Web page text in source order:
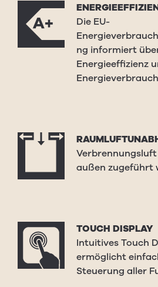
Die EU-
ng informiert
Energieeffizienz
außen zugeführt
TOUCH DISPLAY
Intuitives Touch
ermöglicht
Steuerung aller